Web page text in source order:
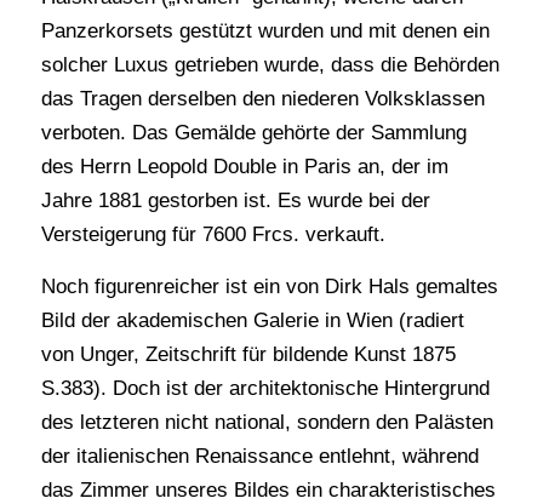
Panzerkorsets gestützt wurden und mit denen ein
solcher Luxus getrieben wurde, dass die Behörden
das Tragen derselben den niederen Volksklassen
verboten. Das Gemälde gehörte der Sammlung
des Herrn Leopold Double in Paris an, der im
Jahre 1881 gestorben ist. Es wurde bei der
Versteigerung für 7600 Frcs. verkauft.
Noch figurenreicher ist ein von Dirk Hals gemaltes
Bild der akademischen Galerie in Wien (radiert
von Unger, Zeitschrift für bildende Kunst 1875
S.383). Doch ist der architektonische Hintergrund
des letzteren nicht national, sondern den Palästen
der italienischen Renaissance entlehnt, während
das Zimmer unseres Bildes ein charakteristisches